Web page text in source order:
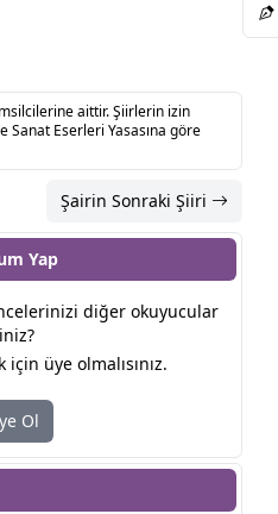
aittir. Şiirlerin izin
Sanat Eserleri Yasasına göre
Şairin Sonraki Şiiri
Yap
diğer okuyucular
üye olmalısınız.
Ol